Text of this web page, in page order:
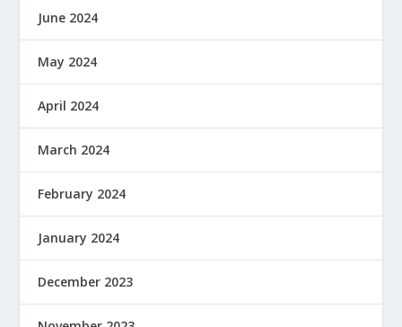
June 2024
May 2024
April 2024
March 2024
February 2024
January 2024
December 2023